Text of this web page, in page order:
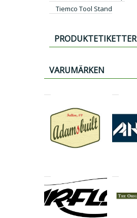
Tiemco Tool Stand
PRODUKTETIKETTER
VARUMÄRKEN